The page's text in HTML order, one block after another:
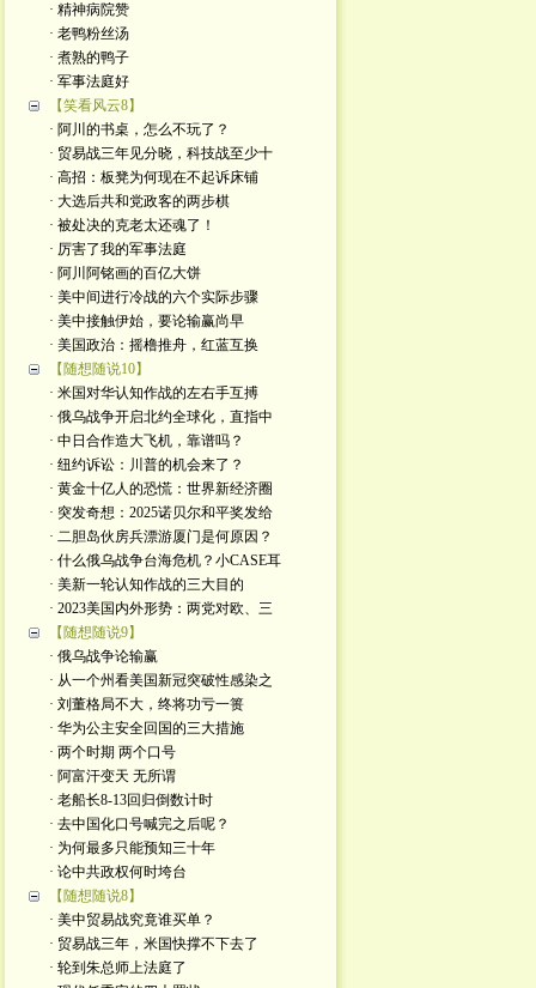
· 精神病院赞
· 老鸭粉丝汤
· 煮熟的鸭子
· 军事法庭好
【笑看风云8】
· 阿川的书桌，怎么不玩了？
· 贸易战三年见分晓，科技战至少十
· 高招：板凳为何现在不起诉床铺
· 大选后共和党政客的两步棋
· 被处决的克老太还魂了！
· 厉害了我的军事法庭
· 阿川阿铭画的百亿大饼
· 美中间进行冷战的六个实际步骤
· 美中接触伊始，要论输赢尚早
· 美国政治：摇橹推舟，红蓝互换
【随想随说10】
· 米国对华认知作战的左右手互搏
· 俄乌战争开启北约全球化，直指中
· 中日合作造大飞机，靠谱吗？
· 纽约诉讼：川普的机会来了？
· 黄金十亿人的恐慌：世界新经济圈
· 突发奇想：2025诺贝尔和平奖发给
· 二胆岛伙房兵漂游厦门是何原因？
· 什么俄乌战争台海危机？小CASE耳
· 美新一轮认知作战的三大目的
· 2023美国内外形势：两党对欧、三
【随想随说9】
· 俄乌战争论输赢
· 从一个州看美国新冠突破性感染之
· 刘董格局不大，终将功亏一篑
· 华为公主安全回国的三大措施
· 两个时期 两个口号
· 阿富汗变天 无所谓
· 老船长8-13回归倒数计时
· 去中国化口号喊完之后呢？
· 为何最多只能预知三十年
· 论中共政权何时垮台
【随想随说8】
· 美中贸易战究竟谁买单？
· 贸易战三年，米国快撑不下去了
· 轮到朱总师上法庭了